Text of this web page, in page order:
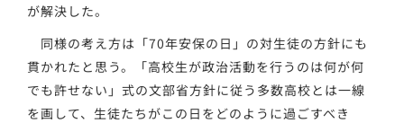
が解決した。
同様の考え方は「70年安保の日」の対生徒の方針にも
貫かれたと思う。「高校生が政治活動を行うのは何が何
でも許せない」式の文部省方針に従う多数高校とは一線
を画して、生徒たちがこの日をどのように過ごすべき